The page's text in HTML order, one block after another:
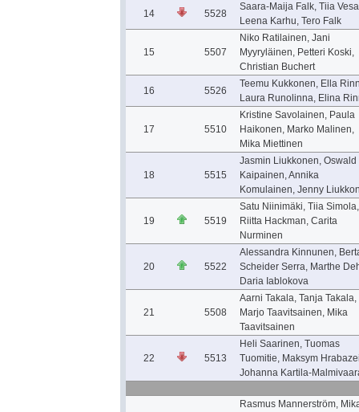
14 5528
Saara-Maija Falk, Tiia
Leena Karhu, Tero Falk
15 5507
Niko Ratilainen, Jani
Myyryläinen, Petteri Koski,
Christian Buchert
16 5526
Teemu Kukkonen, Ella
Laura Runolinna, Elina
17 5510
Kristine Savolainen, Paula
Haikonen, Marko Malinen,
Mika Miettinen
18 5515
Jasmin Liukkonen, Oswald
Kaipainen, Annika
Komulainen, Jenny
19 5519
Satu Niinimäki, Tiia Simola,
Riitta Hackman, Carita
Nurminen
20 5522
Alessandra Kinnunen,
Scheider Serra, Marthe
Daria Iablokova
21 5508
Aarni Takala, Tanja Takala,
Marjo Taavitsainen, Mika
Taavitsainen
22 5513
Heli Saarinen, Tuomas
Tuomitie, Maksym
Johanna Kartila-
Rasmus Mannerström,